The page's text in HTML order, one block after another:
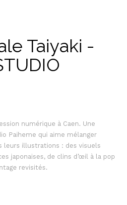
Taiyaki -
numérique à Caen. Une
Paiheme qui aime mélanger
leurs illustrations : des visuels
japonaises, de clins d’œil à la pop
revisités.